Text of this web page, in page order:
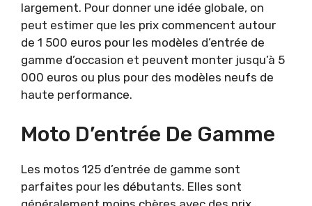
largement. Pour donner une idée globale, on
peut estimer que les prix commencent autour
de 1 500 euros pour les modèles d’entrée de
gamme d’occasion et peuvent monter jusqu’à 5
000 euros ou plus pour des modèles neufs de
haute performance.
Moto D’entrée De Gamme
Les motos 125 d’entrée de gamme sont
parfaites pour les débutants. Elles sont